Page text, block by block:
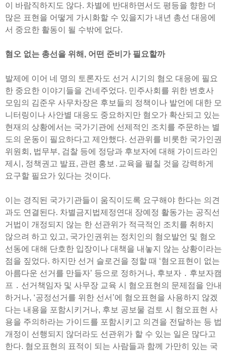
이 바람직하지도 않다. 차별에 반대하면서도 평등을 향한 더
많은 표현을 어떻게 가시화할 수 있을지가 내년 총선 대응에
서 중요한 활동이 될 수밖에 없다.
혐오 없는 총선을 위해, 어떤 준비가 필요할까
발제에 이어 네 명의 토론자도 선거 시기의 혐오 대응에 필요
한 중요한 이야기들을 건네주었다. 민주사회를 위한 변호사
모임의 김준우 사무차장은 후보들의 정책이나 발언에 대한 모
니터링이나 사안별 대응도 중요하지만 혐오가 확산되고 있는
현재의 상황에서는 국가기관에 선제적인 조치를 주문하는 별
도의 운동이 필요하다고 제안했다. 선관위를 비롯한 국가인권
위원회, 법무부, 검찰 등에 정당과 후보자에 대해 가이드라인
제시, 정책권고 발표, 관련 홍보․교육을 펼칠 것을 강력하게
요구할 필요가 있다는 것이다.
이는 경직된 국가기관들이 움직이도록 요구해야 한다는 의견
과도 연결된다. 차별금지법제정연대 장예정 활동가는 공직선
거법이 개정되지 않는 한 선관위가 적극적인 조치를 취하지
않으려 하고 있고, 국가인권위는 정치인의 혐오발언 및 혐오
선동에 대해 단호한 입장이나 대책을 내놓지 않는 상황이라는
점을 짚었다. 하지만 선거 슬로건을 정할 때 ‘혐오표현이 없는
아름다운 선거를 만들자’ 등으로 정하거나, 후보자 ․ 후보자캠
프 ․ 선거책임자 및 사무장 교육 시 혐오표현의 문제점을 안내
하거나, ‘공정선거를 위한 선서’에 혐오표현을 사용하지 않겠
다는 내용을 포함시키거나, 후보 공보물 검토 시 혐오표현 사
용을 주의하라는 가이드를 포함시키고 의견을 전달하는 등 법
개정이 선행되지 않더라도 선관위가 할 수 있는 일은 많다고
한다. 혐오표현의 표적이 되는 사람들과 함께 가만히 있는 국